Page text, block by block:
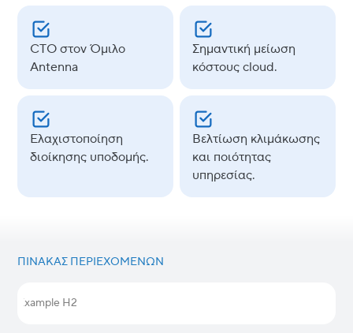
CTO στον Όμιλο
Antenna
Σημαντική μείωση
κόστους cloud.
Ελαχιστοποίηση
διοίκησης υποδομής.
Βελτίωση κλιμάκωσης
και ποιότητας
υπηρεσίας.
ΠΊΝΑΚΑΣ ΠΕΡΙΕΧΟΜΈΝΩΝ
Example H2